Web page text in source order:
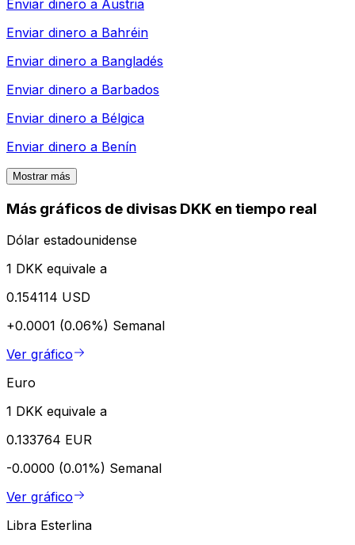
Enviar dinero a Austria
Enviar dinero a Bahréin
Enviar dinero a Bangladés
Enviar dinero a Barbados
Enviar dinero a Bélgica
Enviar dinero a Benín
Mostrar más
Más gráficos de divisas DKK en tiempo real
Dólar estadounidense
1 DKK equivale a
0.154114 USD
+0.0001 (0.06%) Semanal
Ver gráfico
Euro
1 DKK equivale a
0.133764 EUR
-0.0000 (0.01%) Semanal
Ver gráfico
Libra Esterlina